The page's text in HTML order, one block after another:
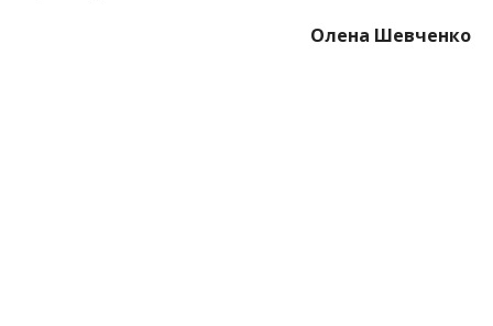
Олена Шевченко